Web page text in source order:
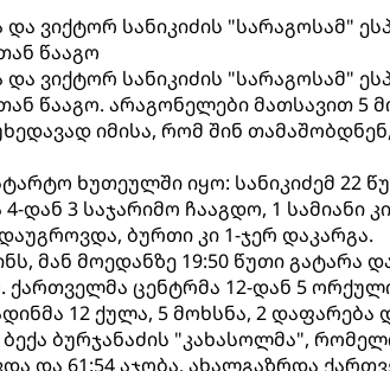
ვიქტორ სანიკიძის "სარაგოსამ"
წააგო
ვიქტორ სანიკიძის "სარაგოსამ"
წააგო. არაგონელები მათსავით 5
იმისა, რომ შინ
ხუთეულში იყო: სანიკიძემ 22
დან 3 საჯარიმო ჩააგდო, 1 სამიანი
ბურთი კი 1-ჯერ დაკარგა.
მან მოედანზე 19:50 წუთი გატარა
ქართველმა ცენტრმა 12-დან 5
12 ქულა, 5 მოხსნა, 2 დაფარება
ბექა ბურჯანაძის "კახასოლმა",
და 61:54 აჯობა. ახალგაზრდა